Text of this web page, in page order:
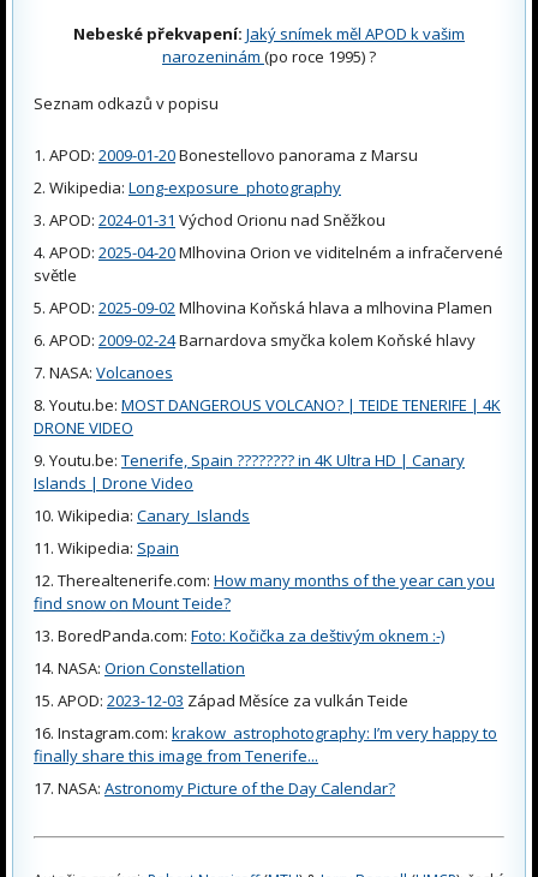
Nebeské překvapení: Jaký snímek měl APOD k vašim
narozeninám (po roce 1995) ?
Seznam odkazů v popisu
APOD: 2009-01-20Bonestellovo panorama z Marsu
Wikipedia: Long-exposure_photography
APOD: 2024-01-31 Východ Orionu nad Sněžkou
APOD: 2025-04-20Mlhovina Orion ve viditelném a infračervené
světle
APOD: 2025-09-02Mlhovina Koňská hlava a mlhovina Plamen
APOD: 2009-02-24Barnardova smyčka kolem Koňské hlavy
NASA: Volcanoes
Youtu.be: MOST DANGEROUS VOLCANO? | TEIDE TENERIFE | 4K
DRONE VIDEO
Youtu.be: Tenerife, Spain ???????? in 4K Ultra HD | Canary
Islands | Drone Video
Wikipedia: Canary_Islands
Wikipedia: Spain
Therealtenerife.com: How many months of the year can you
find snow on Mount Teide?
BoredPanda.com: Foto: Kočička za deštivým oknem :-)
NASA: Orion Constellation
APOD: 2023-12-03 Západ Měsíce za vulkán Teide
Instagram.com: krakow_astrophotography: I’m very happy to
finally share this image from Tenerife...
NASA: Astronomy Picture of the Day Calendar?